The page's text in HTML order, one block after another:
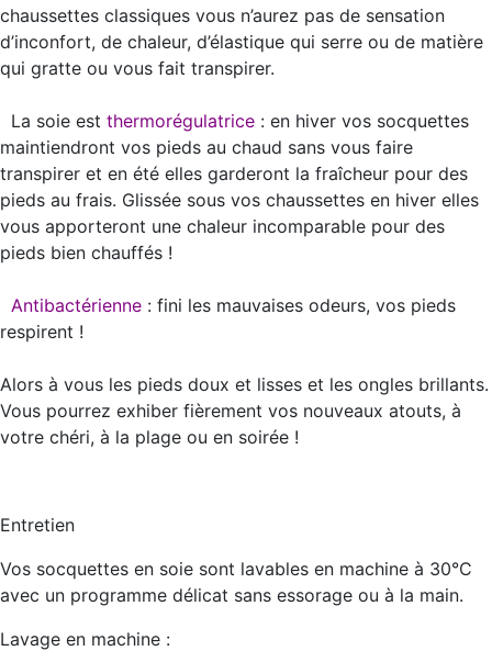
chaussettes classiques vous n’aurez pas de sensation
d’inconfort, de chaleur, d’élastique qui serre ou de matière
qui gratte ou vous fait transpirer.
La soie est thermorégulatrice : en hiver vos socquettes
maintiendront vos pieds au chaud sans vous faire
transpirer et en été elles garderont la fraîcheur pour des
pieds au frais. Glissée sous vos chaussettes en hiver elles
vous apporteront une chaleur incomparable pour des
pieds bien chauffés !
Antibactérienne : fini les mauvaises odeurs, vos pieds
respirent !
Alors à vous les pieds doux et lisses et les ongles brillants.
Vous pourrez exhiber fièrement vos nouveaux atouts, à
votre chéri, à la plage ou en soirée !
Entretien
Vos socquettes en soie sont lavables en machine à 30°C
avec un programme délicat sans essorage ou à la main.
Lavage en machine :